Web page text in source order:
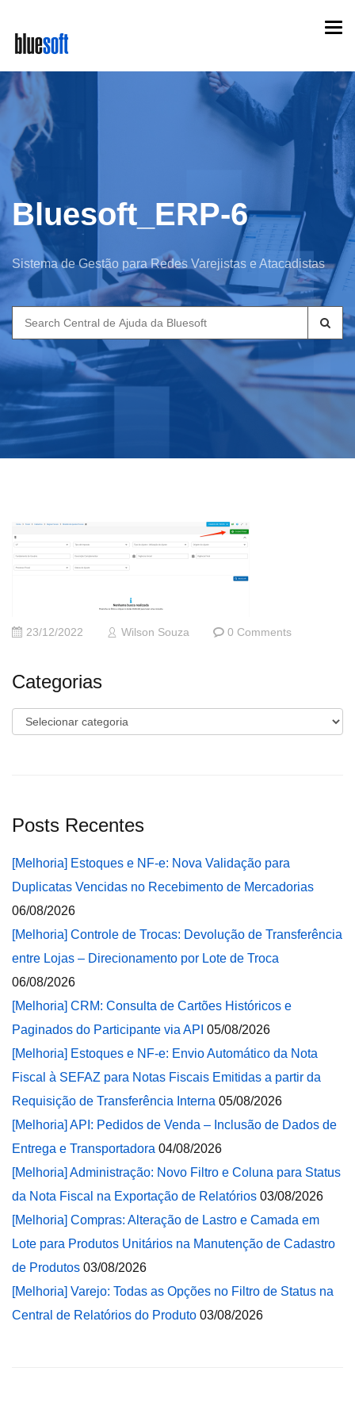
main
content
Bluesoft_ERP-6
Sistema de Gestão para Redes Varejistas e Atacadistas
Search
for:
23/12/2022 Wilson Souza 0 Comments
Categorias
Categorias
Posts Recentes
[Melhoria] Estoques e NF-e: Nova Validação para
Duplicatas Vencidas no Recebimento de Mercadorias
06/08/2026
[Melhoria] Controle de Trocas: Devolução de Transferência
entre Lojas – Direcionamento por Lote de Troca
06/08/2026
[Melhoria] CRM: Consulta de Cartões Históricos e
Paginados do Participante via API 05/08/2026
[Melhoria] Estoques e NF-e: Envio Automático da Nota
Fiscal à SEFAZ para Notas Fiscais Emitidas a partir da
Requisição de Transferência Interna 05/08/2026
[Melhoria] API: Pedidos de Venda – Inclusão de Dados de
Entrega e Transportadora 04/08/2026
[Melhoria] Administração: Novo Filtro e Coluna para Status
da Nota Fiscal na Exportação de Relatórios 03/08/2026
[Melhoria] Compras: Alteração de Lastro e Camada em
Lote para Produtos Unitários na Manutenção de Cadastro
de Produtos 03/08/2026
[Melhoria] Varejo: Todas as Opções no Filtro de Status na
Central de Relatórios do Produto 03/08/2026